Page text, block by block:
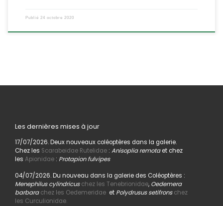
Publié 24 octobre 2020
Les dernières mises à jour
17/07/2026. Deux nouveaux coléoptères dans la galerie.
Chez les Scarabeidae Rutelidae: Anisoplia remotaet chez
les Apionidae: Protapion fulvipes
04/07/2026. Du nouveau dans la galerie des Coléoptères :
Menephilus cylindricus chez les Tenebrionidae,Oedemera
barbara chez les Oedemeridaeet Polydrusus setifrons chez
les Curculionidae.